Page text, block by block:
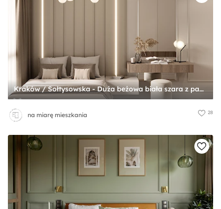
Kraków / Sołtysowska - Duża beżowa biała szara z panelami tapicerowanymi sypialnia, styl nowoczesny - zdjęcie od na miarę mieszkania
na miarę mieszkania 28